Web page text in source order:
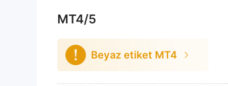
MT4/5
Beyaz etiket MT4